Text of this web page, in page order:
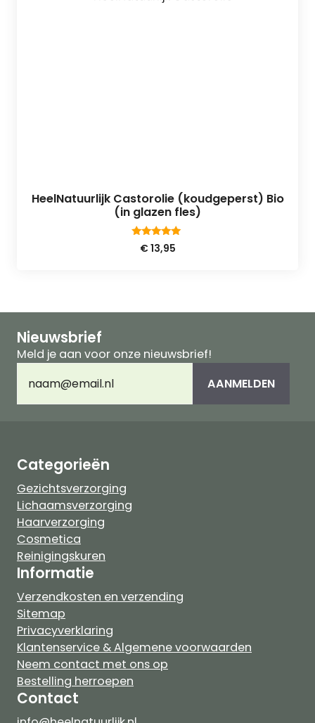
HeelNatuurlijk Castorolie (koudgeperst) Bio
(in glazen fles)
5.00
van 5
€13,95
Nieuwsbrief
Meld je aan voor onze nieuwsbrief!
mailadres(Vereist) AANMELDEN
Categorieën
Gezichtsverzorging
Lichaamsverzorging
Haarverzorging
Cosmetica
Reinigingskuren
Informatie
Verzendkosten en verzending
Sitemap
Privacyverklaring
Klantenservice & Algemene voorwaarden
Neem contact met ons op
Bestelling herroepen
Contact